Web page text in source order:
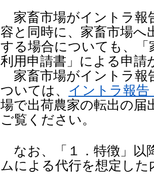
家畜市場がイントラ報
容と同時に、家畜市場へ
する場合についても、「
利用申請書」による申請
家畜市場がイントラ報
ついては、 イントラ報
場で出荷農家の転出の届
ご覧ください。
なお、「１．特徴」以
ムによる代行を想定し